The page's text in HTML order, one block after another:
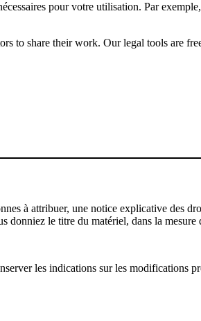
pour votre utilisation. Par
to share their work. Our legal tools are
à attribuer, une notice explicative des
le titre du matériel, dans la
les indications sur les modifications